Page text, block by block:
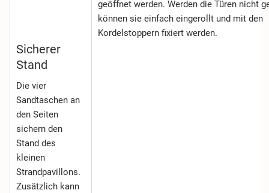
Sicherer
Stand
Die vier
Sandtaschen an
den Seiten
sichern den
Stand des
kleinen
Strandpavillons.
Zusätzlich kann
geöffnet werden. Werden die Türen nicht
können sie einfach eingerollt und mit den
Kordelstoppern fixiert werden.